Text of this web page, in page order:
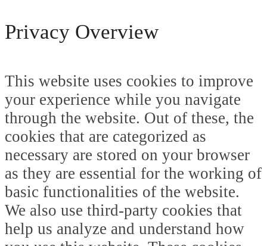
Privacy Overview
This website uses cookies to improve
your experience while you navigate
through the website. Out of these, the
cookies that are categorized as
necessary are stored on your browser
as they are essential for the working of
basic functionalities of the website.
We also use third-party cookies that
help us analyze and understand how